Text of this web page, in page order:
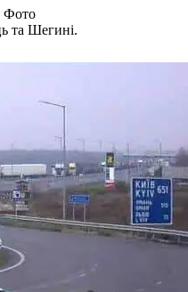
Фото
та Шегині.